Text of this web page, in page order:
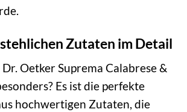
Zutaten im Detail
Oetker Suprema Calabrese &
Es ist die perfekte
hochwertigen Zutaten, die